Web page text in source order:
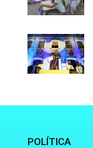
POLÍTICA